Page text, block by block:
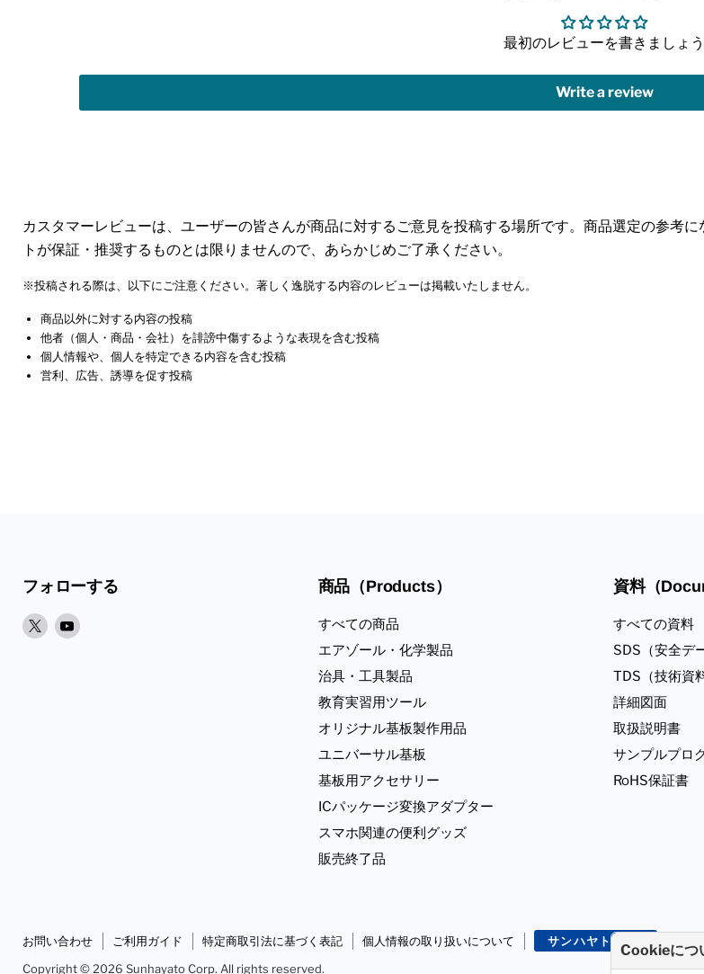
最初のレビューを書きましょう
Write a review
カスタマーレビューは、ユーザーの皆さんが商品に対するご意見を投稿する場所です。商品選定の参考
トが保証・推奨するものとは限りませんので、あらかじめご了承ください。
※投稿される際は、以下にご注意ください。著しく逸脱する内容のレビューは掲載いたしません。
商品以外に対する内容の投稿
他者（個人・商品・会社）を誹謗中傷するような表現を含む投稿
個人情報や、個人を特定できる内容を含む投稿
営利、広告、誘導を促す投稿
フォローする
X
Youtube
商品（Products）
すべての商品
エアゾール・化学製品
治具・工具製品
教育実習用ツール
オリジナル基板製作用品
ユニバーサル基板
基板用アクセサリー
ICパッケージ変換アダプター
スマホ関連の便利グッズ
販売終了品
資料（
すべての資料
SDS（安全デ
TDS（技術資料
詳細図面
取扱説明書
サンプルプロ
RoHS保証書
お問い合わせ ご利用ガイド 特定商取引法に基づく表記 個人情報の取り扱いについて
サンハヤトHPへ
Copyright © 2026 Sunhayato Corp. All rights reserved.
Cookieにつ